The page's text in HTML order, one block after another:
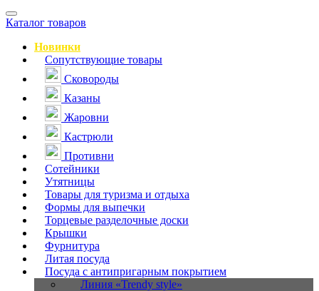
Навигация
Каталог товаров
Новинки
Сопутствующие товары
Сковороды
Казаны
Жаровни
Кастрюли
Противни
Сотейники
Утятницы
Товары для туризма и отдыха
Формы для выпечки
Торцевые разделочные доски
Крышки
Фурнитура
Литая посуда
Посуда с антипригарным покрытием
Линия «Trendy style»